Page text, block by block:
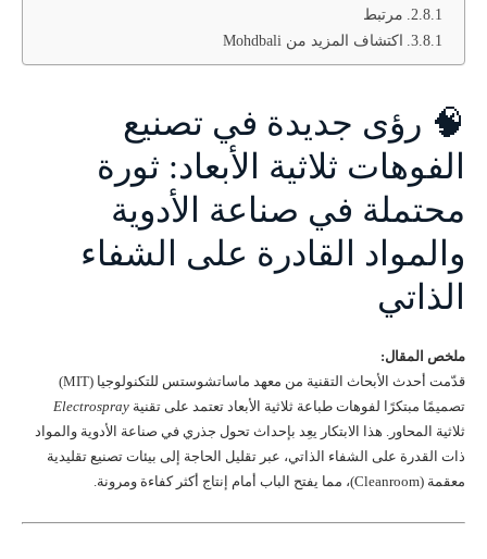
مرتبط
اكتشاف المزيد من Mohdbali
🧠 رؤى جديدة في تصنيع
الفوهات ثلاثية الأبعاد: ثورة
محتملة في صناعة الأدوية
والمواد القادرة على الشفاء
الذاتي
ملخص المقال:
قدّمت أحدث الأبحاث التقنية من معهد ماساتشوستس للتكنولوجيا (MIT)
تصميمًا مبتكرًا لفوهات طباعة ثلاثية الأبعاد تعتمد على تقنية Electrospray
ثلاثية المحاور. هذا الابتكار يعِد بإحداث تحول جذري في صناعة الأدوية والمواد
ذات القدرة على الشفاء الذاتي، عبر تقليل الحاجة إلى بيئات تصنيع تقليدية
معقمة (Cleanroom)، مما يفتح الباب أمام إنتاج أكثر كفاءة ومرونة.